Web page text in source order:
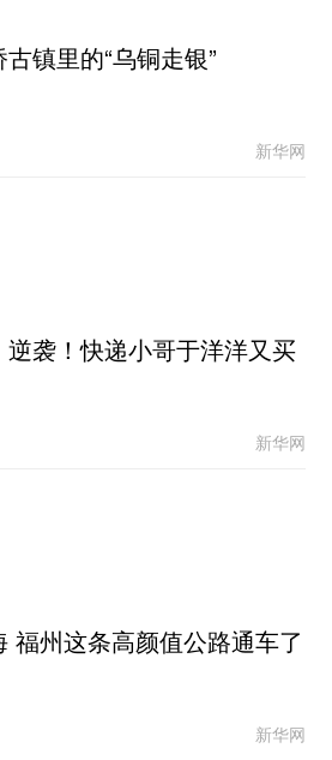
镇里的“乌铜走银”
新华网
袭！快递小哥于洋洋又买
新华网
福州这条高颜值公路通车了
新华网